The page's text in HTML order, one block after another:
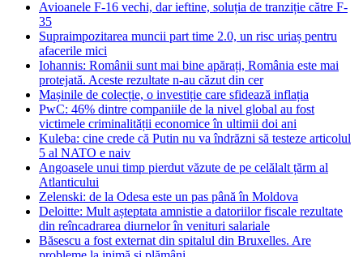
Avioanele F-16 vechi, dar ieftine, soluția de tranziție către F-
35
Supraimpozitarea muncii part time 2.0, un risc uriaș pentru
afacerile mici
Iohannis: Românii sunt mai bine apărați, România este mai
protejată. Aceste rezultate n-au căzut din cer
Mașinile de colecție, o investiție care sfidează inflația
PwC: 46% dintre companiile de la nivel global au fost
victimele criminalității economice în ultimii doi ani
Kuleba: cine crede că Putin nu va îndrăzni să testeze articolul
5 al NATO e naiv
Angoasele unui timp pierdut văzute de pe celălalt țărm al
Atlanticului
Zelenski: de la Odesa este un pas până în Moldova
Deloitte: Mult așteptata amnistie a datoriilor fiscale rezultate
din reîncadrarea diurnelor în venituri salariale
Băsescu a fost externat din spitalul din Bruxelles. Are